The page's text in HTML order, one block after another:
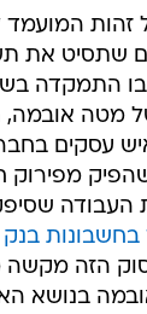
המועמד
שתסיט את
בו התמקדה
מטה
עסקים
העבודה
בחשבונות
הזה מקשה
בנושא